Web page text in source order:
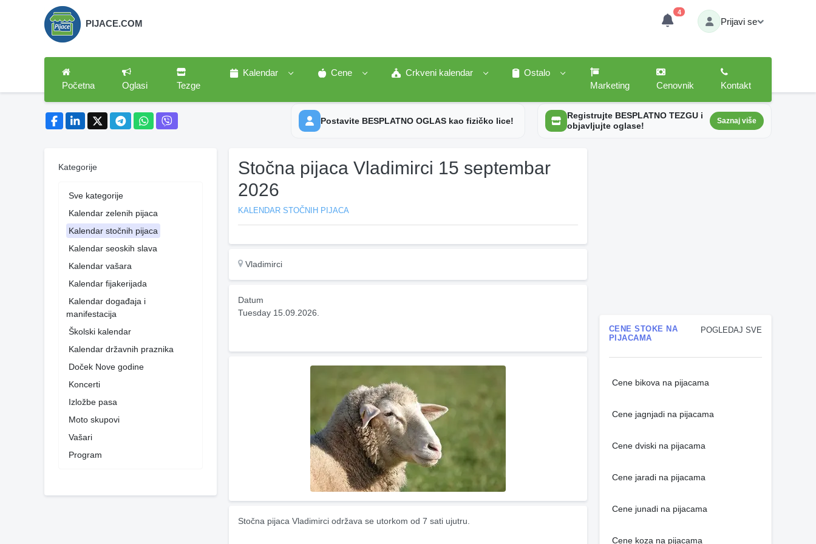
PIJACE.COM
4
Prijavi se
Početna Oglasi Tezge
Kalendar Cene Crkveni kalendar
Ostalo
Marketing
Cenovnik Kontakt
Postavite BESPLATNO OGLAS kao fizičko lice!
Registrujte BESPLATNO TEZGU i
objavljujte oglase!
Saznaj više
Kategorije
Sve kategorije
Kalendar zelenih pijaca
Kalendar stočnih pijaca
Kalendar seoskih slava
Kalendar vašara
Kalendar fijakerijada
Kalendar događaja i
manifestacija
Školski kalendar
Kalendar državnih praznika
Doček Nove godine
Koncerti
Izložbe pasa
Moto skupovi
Vašari
Program
Stočna pijaca Vladimirci 15 septembar
2026
KALENDAR STOČNIH PIJACA
Vladimirci
Datum
Tuesday 15.09.2026.
Stočna pijaca Vladimirci održava se utorkom od 7 sati ujutru.
POGLEDAJ SVE
CENE STOKE NA
PIJACAMA
Cene bikova na pijacama
Cene jagnjadi na pijacama
Cene dviski na pijacama
Cene jaradi na pijacama
Cene junadi na pijacama
Cene koza na pijacama